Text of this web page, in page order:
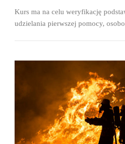
Kurs ma na celu weryfikację
udzielania pierwszej pomocy,